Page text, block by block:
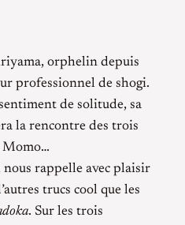
orphelin depuis
professionnel de shogi.
de solitude, sa
la rencontre des trois
Momo…
rappelle avec plaisir
trucs cool que les
. Sur les trois